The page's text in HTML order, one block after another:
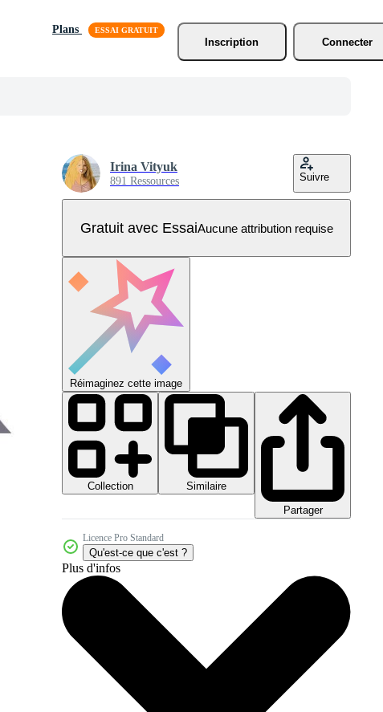
Plans
Inscription
Connecter
Irina Vityuk
891 Ressources Suivre
Gratuit avec EssaiAucune attribution requise
Réimaginez cette image
Collection
Similaire
Partager
Licence Pro Standard
Qu'est-ce que c'est ?
Plus d'infos